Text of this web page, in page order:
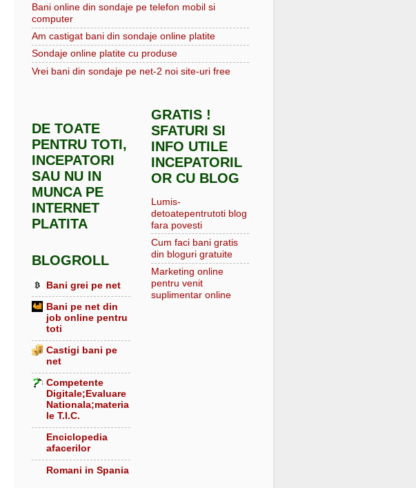
Bani online din sondaje pe telefon mobil si
computer
Am castigat bani din sondaje online platite
Sondaje online platite cu produse
Vrei bani din sondaje pe net-2 noi site-uri free
DE TOATE
PENTRU TOTI,
INCEPATORI
SAU NU IN
MUNCA PE
INTERNET
PLATITA
BLOGROLL
Bani grei pe net
Bani pe net din
job online pentru
toti
Castigi bani pe
net
Competente
Digitale;Evaluare
Nationala;materia
le T.I.C.
Enciclopedia
afacerilor
Romani in Spania
GRATIS !
SFATURI SI
INFO UTILE
INCEPATORIL
OR CU BLOG
Lumis-
detoatepentrutoti blog
fara povesti
Cum faci bani gratis
din bloguri gratuite
Marketing online
pentru venit
suplimentar online